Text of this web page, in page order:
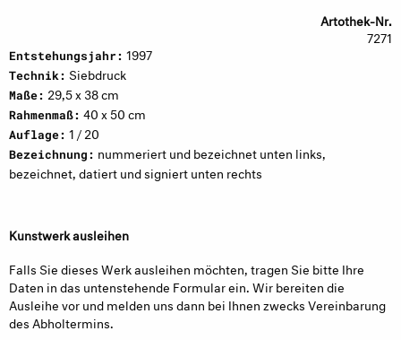
Artothek-Nr.
7271
Entstehungsjahr: 1997
Technik: Siebdruck
Maße: 29,5 x 38 cm
Rahmenmaß: 40 x 50 cm
Auflage: 1 / 20
Bezeichnung: nummeriert und bezeichnet unten links,
bezeichnet, datiert und signiert unten rechts
Kunstwerk ausleihen
Falls Sie dieses Werk ausleihen möchten, tragen Sie bitte Ihre
Daten in das untenstehende Formular ein. Wir bereiten die
Ausleihe vor und melden uns dann bei Ihnen zwecks Vereinbarung
des Abholtermins.